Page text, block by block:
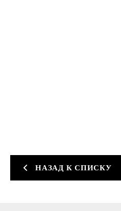
НАЗАД К СПИСКУ